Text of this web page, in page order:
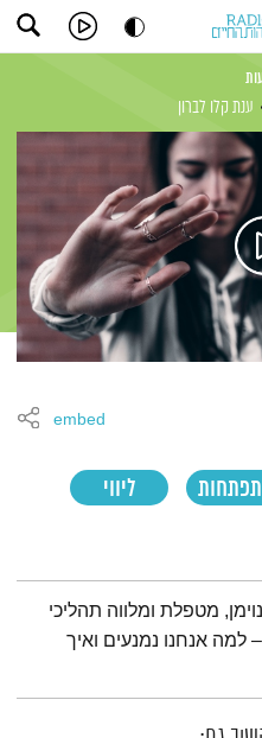
ענת קלו לברון
ליווי
embed
מטפלת ומלווה תהליכי
למה אנחנו נמנעים ואיך